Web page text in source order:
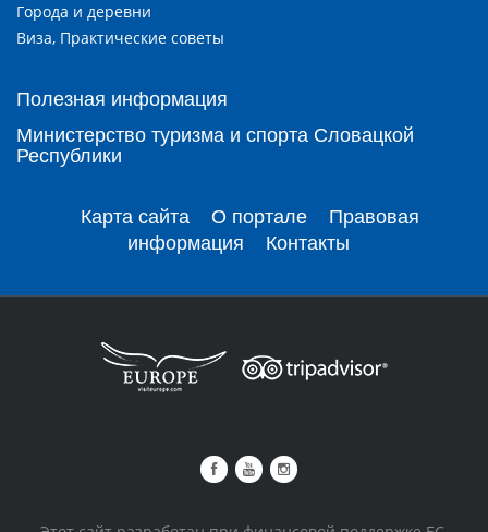
Города и деревни
Виза, Практические советы
Полезная информация
Министерство туризма и спорта Словацкой
Республики
Карта сайта О портале
Правовая
информация
Контакты